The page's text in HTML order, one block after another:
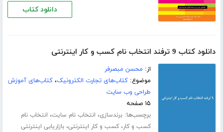
دانلود کتاب
دانلود کتاب 9 ترفند انتخاب نام کسب و کار اینترنتی
از: محسن مبصرفر
موضوع:کتاب‌های تجارت الکترونیک،کتاب‌های آموزش
طراحی وب سایت
۱۵ صفحه
برچسب‌ها:برندسازی، انتخاب نام سایت، انتخاب نام
کسب و کار،کسب و کار اینترنتی،بازاریابی اینترنتی